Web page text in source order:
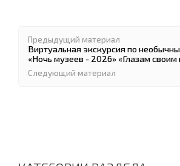
Предыдущий материал
Виртуальная экскурсия по
«Ночь музеев - 2026» «Глазам
Следующий материал